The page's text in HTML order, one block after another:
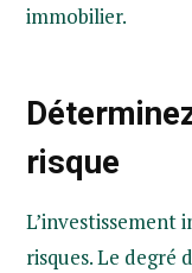
immobilier.
risque
L’investissement
risques. Le degré